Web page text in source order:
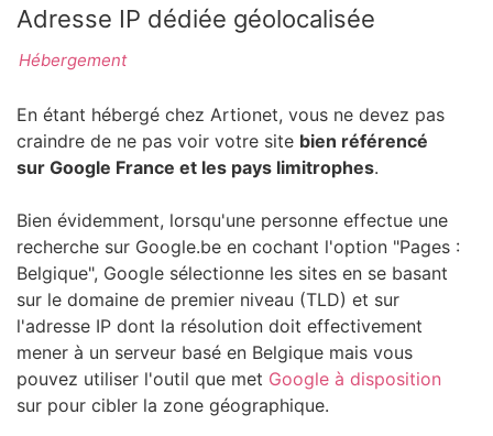
Adresse IP dédiée géolocalisée
Hébergement
En étant hébergé chez Artionet, vous ne devez pas
craindre de ne pas voir votre site bien référencé
sur Google France et les pays limitrophes.
Bien évidemment, lorsqu'une personne effectue une
recherche sur Google.be en cochant l'option "Pages :
Belgique", Google sélectionne les sites en se basant
sur le domaine de premier niveau (TLD) et sur
l'adresse IP dont la résolution doit effectivement
mener à un serveur basé en Belgique mais vous
pouvez utiliser l'outil que met Google à disposition
sur pour cibler la zone géographique.